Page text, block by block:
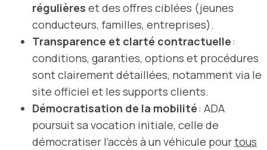
régulières et des offres ciblées (jeunes
conducteurs, familles, entreprises).
Transparence et clarté contractuelle:
conditions, garanties, options et procédures
sont clairement détaillées, notamment via le
site officiel et les supports clients.
Démocratisation de la mobilité: ADA
poursuit sa vocation initiale, celle de
démocratiser l’accès à un véhicule pourtous